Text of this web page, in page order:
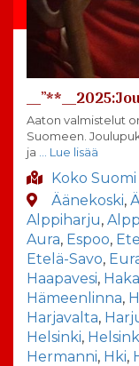
Aaton valmistelut
Suomeen.
ja … Lue lisää
Koko Suomi
Äänekoski,
Alppiharju,
Aura, Espoo,
Etelä-Savo,
Haapavesi,
Hämeenlinna,
Harjavalta,
Helsinki,
Hermanni, Hki,